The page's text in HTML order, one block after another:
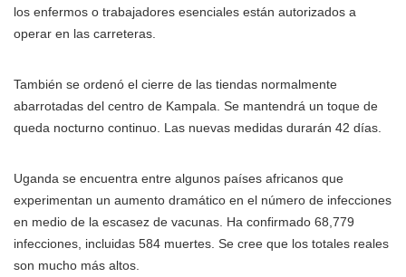
los enfermos o trabajadores esenciales están autorizados a
operar en las carreteras.
También se ordenó el cierre de las tiendas normalmente
abarrotadas del centro de Kampala. Se mantendrá un toque de
queda nocturno continuo. Las nuevas medidas durarán 42 días.
Uganda se encuentra entre algunos países africanos que
experimentan un aumento dramático en el número de infecciones
en medio de la escasez de vacunas. Ha confirmado 68,779
infecciones, incluidas 584 muertes. Se cree que los totales reales
son mucho más altos.